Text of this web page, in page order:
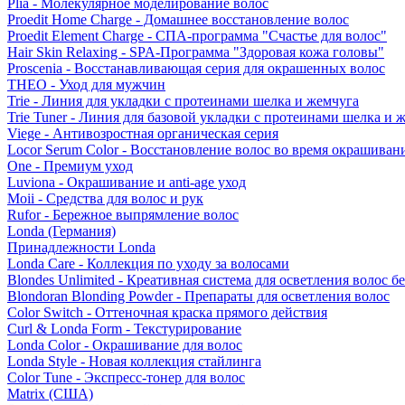
Plia - Молекулярное моделирование волос
Proedit Home Charge - Домашнее восстановление волос
Proedit Element Charge - СПА-программа "Счастье для волос"
Hair Skin Relaxing - SPA-Программа "Здоровая кожа головы"
Proscenia - Восстанавливающая серия для окрашенных волос
THEO - Уход для мужчин
Trie - Линия для укладки с протеинами шелка и жемчуга
Trie Tuner - Линия для базовой укладки с протеинами шелка и
Viege - Антивозростная органическая серия
Locor Serum Color - Восстановление волос во время
One - Премиум уход
Luviona - Окрашивание и anti-age уход
Moii - Средства для волос и рук
Rufor - Бережное выпрямление волос
Londa (Германия)
Принадлежности Londa
Londa Care - Коллекция по уходу за волосами
Blondes Unlimited - Креативная система для осветления волос
Blondoran Blonding Powder - Препараты для осветления волос
Color Switch - Оттеночная краска прямого действия
Curl & Londa Form - Текстурирование
Londa Color - Окрашивание для волос
Londa Style - Новая коллекция стайлинга
Color Tune - Экспресс-тонер для волос
Matrix (США)